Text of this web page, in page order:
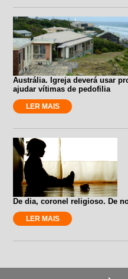
Austrália. Igreja deverá usar
ajudar vítimas de pedofilia
LER MAIS
De dia, coronel religioso. De
LER MAIS